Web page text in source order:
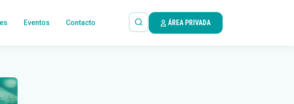
Eventos Contacto ÁREA PRIVADA